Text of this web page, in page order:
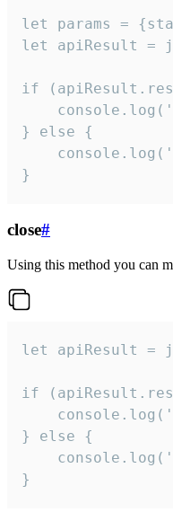
let params =
let apiResult =
if
} else {
}
close#
Using this method you can
let apiResult =
if
} else {
}